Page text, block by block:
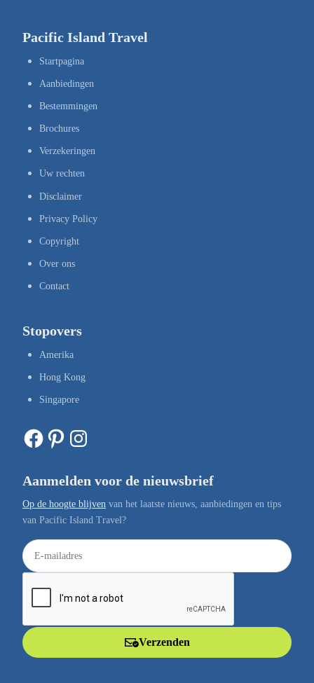
Pacific Island Travel
Startpagina
Aanbiedingen
Bestemmingen
Brochures
Verzekeringen
Uw rechten
Disclaimer
Privacy Policy
Copyright
Over ons
Contact
Stopovers
Amerika
Hong Kong
Singapore
Facebook Pinterest Instagram
Aanmelden voor de nieuwsbrief
Op de hoogte blijven van het laatste nieuws, aanbiedingen en tips
van Pacific Island Travel?
E
-
a
Verzenden